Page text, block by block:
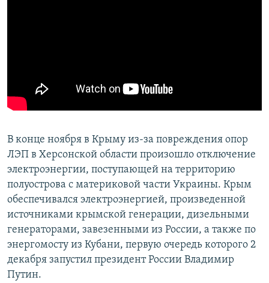
В конце ноября в Крыму из-за повреждения опор
ЛЭП в Херсонской области произошло отключение
электроэнергии, поступающей на территорию
полуострова с материковой части Украины. Крым
обеспечивался электроэнергией, произведенной
источниками крымской генерации, дизельными
генераторами, завезенными из России, а также по
энергомосту из Кубани, первую очередь которого 2
декабря запустил президент России Владимир
Путин.